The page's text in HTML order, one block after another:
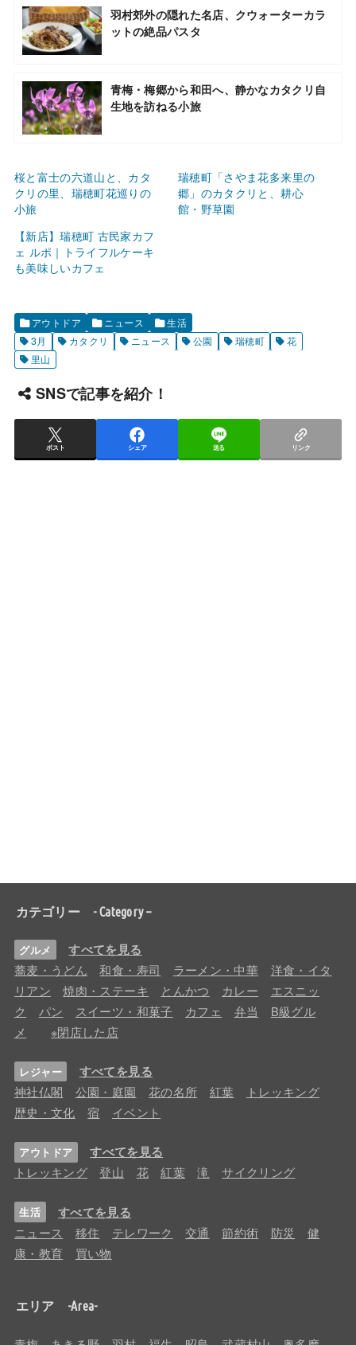
羽村郊外の隠れた名店、クウォーターカラ
ットの絶品パスタ
青梅・梅郷から和田へ、静かなカタクリ自
生地を訪ねる小旅
桜と富士の六道山と、カタ
クリの里、瑞穂町花巡りの
小旅
瑞穂町「さやま花多来里の
郷」のカタクリと、耕心
館・野草園
【新店】瑞穂町 古民家カフ
ェ ルポ｜トライフルケーキ
も美味しいカフェ
アウトドア ニュース
生活
3月
カタクリ ニュース 公園 瑞穂町
花
里山
SNSで記事を紹介！
ポスト シェア 送る リンク
カテゴリー - Category –
グルメ すべてを見る
蕎麦・うどん 和食・寿司 ラーメン・中華
洋食・イタ
リアン
焼肉・ステーキ とんかつ カレー
エスニッ
ク
パン スイーツ・和菓子 カフェ 弁当
B級グル
メ
※閉店した店
レジャー すべてを見る
神社仏閣 公園・庭園 花の名所 紅葉
トレッキング
歴史・文化
宿 イベント
アウトドア すべてを見る
トレッキング 登山 花 紅葉 滝 サイクリング
生活 すべてを見る
ニュース 移住 テレワーク 交通 節約術 防災
健
康・教育
買い物
エリア -Area-